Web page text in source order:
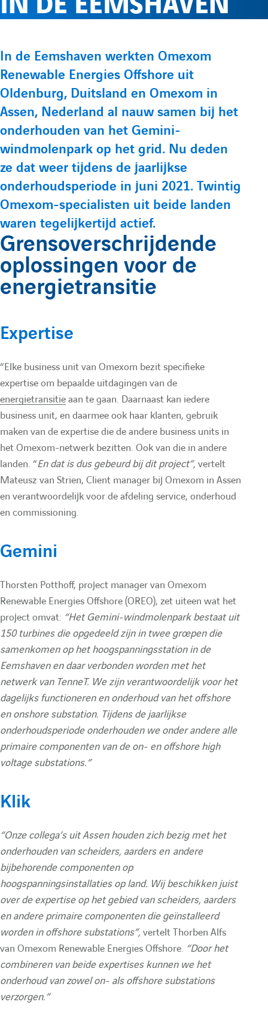
p
e
L
i
n
k
e
d
i
d
e
o
m
N
L
N
e
p
e
Y
o
t
u
b
e
e
O
o
N
L
N
e
e
f
o
m
r
e
d
e
h
e
r
h
e
u
P
r
é
s
e
n
t
a
i
o
n
:
In de Eemshaven werkten Omexom
Renewable Energies Offshore uit
Oldenburg, Duitsland en Omexom in
Assen, Nederland al nauw samen bij het
onderhouden van het Gemini-
windmolenpark op het grid. Nu deden
ze dat weer tijdens de jaarlijkse
onderhoudsperiode in juni 2021. Twintig
Omexom-specialisten uit beide landen
waren tegelijkertijd actief.
Grensoverschrijdende
oplossingen voor de
energietransitie
Expertise
“Elke business unit van Omexom bezit specifieke
expertise om bepaalde uitdagingen van de
energietransitie aan te gaan. Daarnaast kan iedere
business unit, en daarmee ook haar klanten, gebruik
maken van de expertise die de andere business units in
het Omexom-netwerk bezitten. Ook van die in andere
landen. “En dat is dus gebeurd bij dit project”, vertelt
Mateusz van Strien, Client manager bij Omexom in Assen
en verantwoordelijk voor de afdeling service, onderhoud
en commissioning.
Gemini
Thorsten Potthoff, project manager van Omexom
Renewable Energies Offshore (OREO), zet uiteen wat het
project omvat: “Het Gemini-windmolenpark bestaat uit
150 turbines die opgedeeld zijn in twee groepen die
samenkomen op het hoogspanningsstation in de
Eemshaven en daar verbonden worden met het
netwerk van TenneT. We zijn verantwoordelijk voor het
dagelijks functioneren en onderhoud van het offshore
en onshore substation. Tijdens de jaarlijkse
onderhoudsperiode onderhouden we onder andere alle
primaire componenten van de on- en offshore high
voltage substations.”
Klik
“Onze collega’s uit Assen houden zich bezig met het
onderhouden van scheiders, aarders en andere
bijbehorende componenten op
hoogspanningsinstallaties op land. Wij beschikken juist
over de expertise op het gebied van scheiders, aarders
en andere primaire componenten die geïnstalleerd
worden in offshore substations”, vertelt Thorben Alfs
van Omexom Renewable Energies Offshore. “Door het
combineren van beide expertises kunnen we het
onderhoud van zowel on- als offshore substations
verzorgen.”